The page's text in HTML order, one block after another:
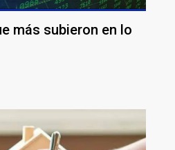
más subieron en lo